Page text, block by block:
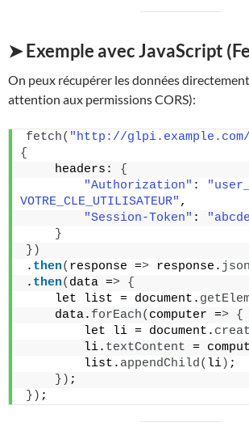
➤ Exemple avec JavaScript
On peux récupérer les données
attention aux permissions CORS):
fetch( "http://
{
    headers:
{
"Authorization" :
VOTRE_CLE_UTILISATEUR" ,
"Session-Token" :
}
})
. then( response => response. json
. then( data => {
    let list = document.
    data.
forEach( computer => {
        let li = document.
        li.
textContent =
        list.
appendChild( li) ;
}) ;
}) ;